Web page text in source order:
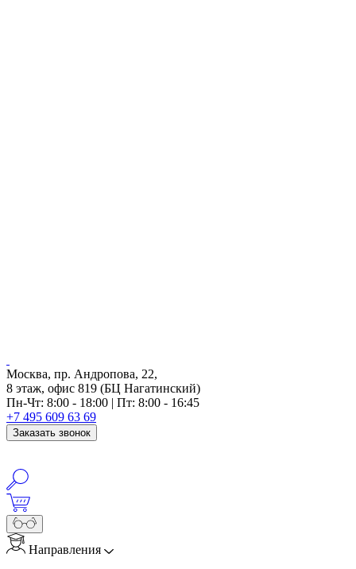
Москва, пр. Андропова, 22,
8 этаж, офис 819 (БЦ Нагатинский)
Пн-Чт: 8:00 - 18:00 | Пт: 8:00 - 16:45
+7 495 609 63 69
Заказать звонок
Направления